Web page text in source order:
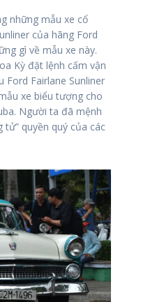
những mẫu xe cổ
của hãng Ford
gì về mẫu xe này.
Kỳ đặt lệnh cấm vận
Fairlane Sunliner
xe biểu tượng cho
Người ta đã mệnh
tử” quyền quý của các